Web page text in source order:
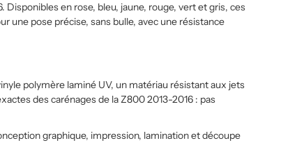
en rose, bleu, jaune, rouge, vert et gris, ces
une pose précise, sans bulle, avec une résistance
polymère laminé UV, un matériau résistant aux jets
des carénages de la Z800 2013-2016 : pas
graphique, impression, lamination et découpe